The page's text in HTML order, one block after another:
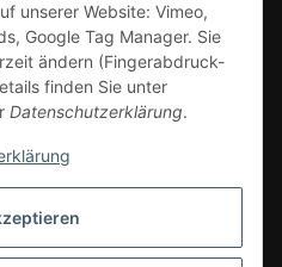
unserer Website: Vimeo,
Google Tag Manager. Sie
ändern (Fingerabdruck-
finden Sie unter
Datenschutzerklärung.
zzgl.Versand
Artikel mit 0% MwSt. (gem. §